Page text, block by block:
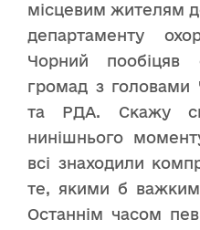
місцевим жителям
департаменту
Чорний пообіцяв
громад з головами
та РДА. Скажу
нинішнього
всі знаходили
те, якими б
Останнім часом